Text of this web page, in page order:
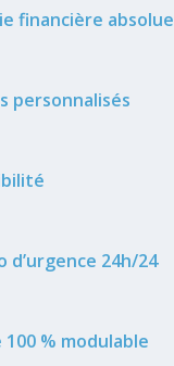
financière absolue
personnalisés
d’urgence 24h/24
100 % modulable